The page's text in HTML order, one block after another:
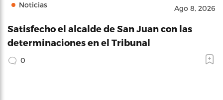
Noticias Ago 8, 2026
Satisfecho el alcalde de San Juan con las
determinaciones en el Tribunal
0